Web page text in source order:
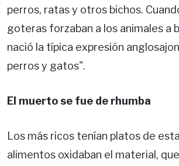
perros, ratas y otros bichos.
goteras forzaban a los animales a
nació la típica expresión
perros y gatos".
El muerto se fue de rhumba
Los más ricos tenían platos de
alimentos oxidaban el material,